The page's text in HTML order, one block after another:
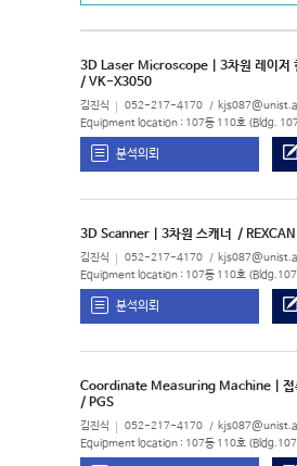
3D Laser Microscope | 3차원 레이저
/ VK-X3050
김진식 052-217-4170
Equipment location : 107동 110호 (Bldg.
분석의뢰
3D Scanner | 3차원 스캐너 /
김진식 052-217-4170
Equipment location : 107동 110호
분석의뢰
Coordinate Measuring Machine | 접
/ PGS
김진식 052-217-4170
Equipment location : 107동 110호